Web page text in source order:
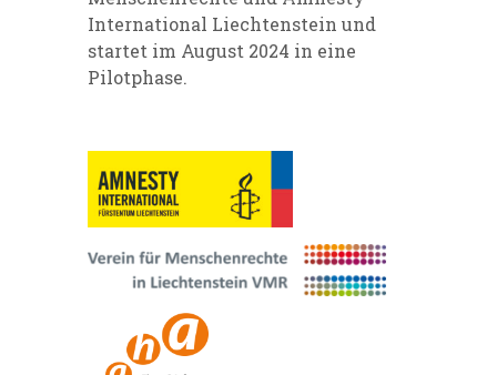
International Liechtenstein und
startet im August 2024 in eine
Pilotphase.